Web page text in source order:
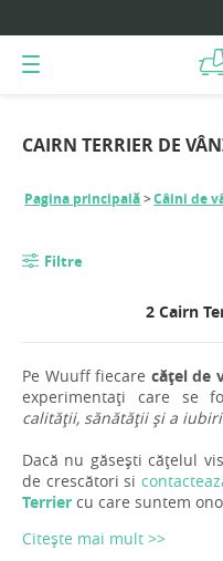
CAIRN TERRIER DE
Pagina principală Câini de
Filtre
2 Cairn
Pe Wuuff fiecare cățel de
experimentați care se
calității, sănătății și a
Dacă nu găsești cățelul
de crescători si
Terrier cu care suntem
Citește mai mult >>